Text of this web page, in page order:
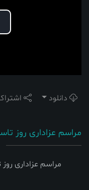
دانلود
مراسم عزاداری روز
مراسم عزاداری